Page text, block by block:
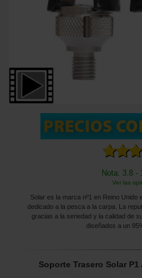
Nota: 3.8 -
Ver las
Solar es la marca nº1 en Reino
dedicado a la pesca a la carpa. La
gracias a la seriedad y la calidad de
diseñados a un
Soporte Trasero Solar